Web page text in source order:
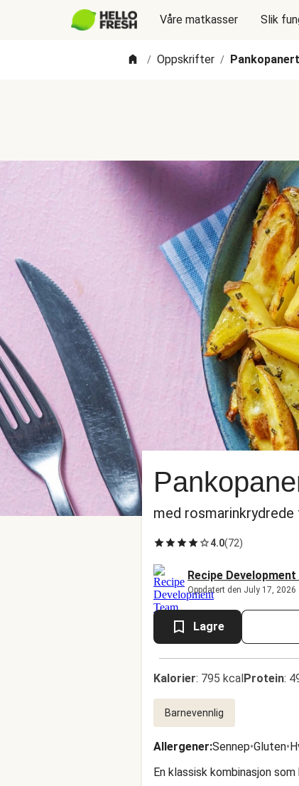
Våre matkasser Slik
/ Oppskrifter /
med
4.0(72)
Recipe Development
Oppdatert den July 17, 2026
Lagre
Kalorier: 795 kcalProtein:
Barnevennlig
Allergener:Sennep•Gluten•
En klassisk kombinasjon